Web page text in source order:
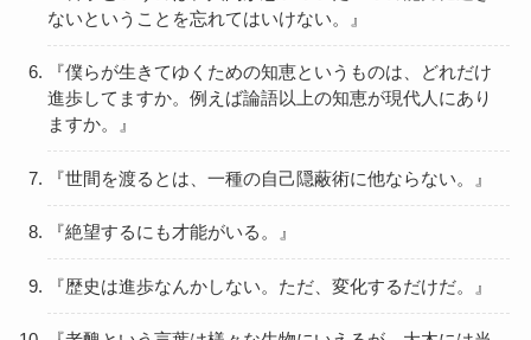
ないということを忘れてはいけない。』
『僕らが生きてゆくための知恵というものは、どれだけ
進歩してますか。例えば論語以上の知恵が現代人にあり
ますか。』
『世間を渡るとは、一種の自己隠蔽術に他ならない。』
『絶望するにも才能がいる。』
『歴史は進歩なんかしない。ただ、変化するだけだ。』